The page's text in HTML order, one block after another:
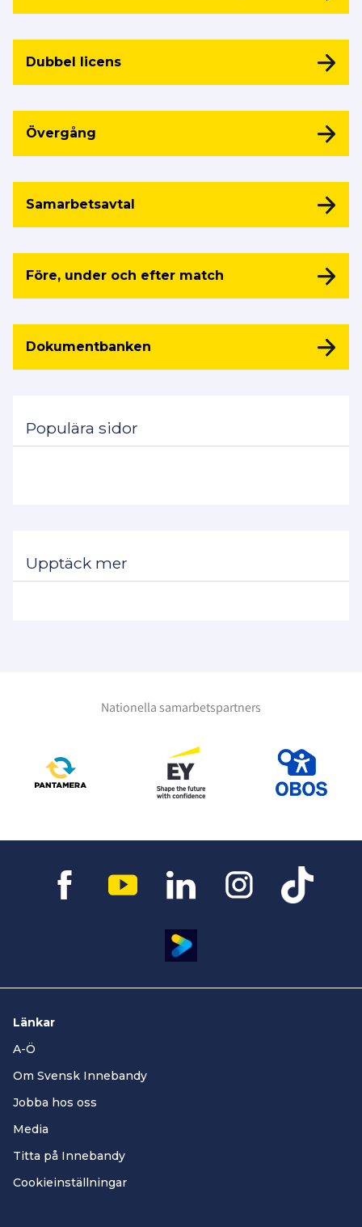
Dubbel licens
Övergång
Samarbetsavtal
Före, under och efter match
Dokumentbanken
Populära sidor
Upptäck mer
Nationella samarbetspartners
Länkar
A-Ö
Om Svensk Innebandy
Jobba hos oss
Media
Titta på Innebandy
Cookieinställningar